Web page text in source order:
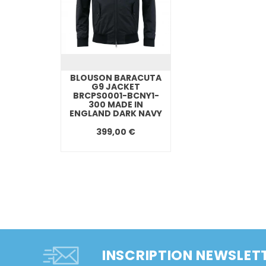
BLOUSON BARACUTA
G9 JACKET
BRCPS0001-BCNY1-
300 MADE IN
ENGLAND DARK NAVY
399,00 €
INSCRIPTION